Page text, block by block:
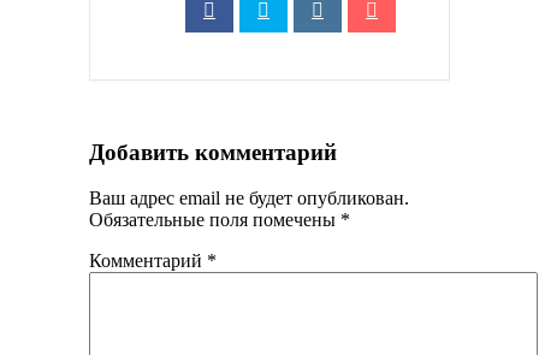
Добавить комментарий
Ваш адрес email не будет опубликован.
Обязательные поля помечены *
Комментарий *